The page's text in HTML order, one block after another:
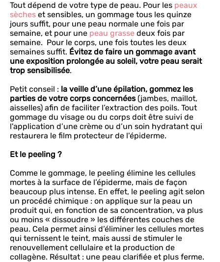
Tout dépend de votre type de peau. Pour les peaux
sèches et sensibles, un gommage tous les quinze
jours suffit, pour une peau normale une fois par
semaine, et pour une peau grasse deux fois par
semaine. Pour le corps, une fois toutes les deux
semaines suffit. Évitez de faire un gommage avant
une exposition prolongée au soleil, votre peau serait
trop sensibilisée.
Petit conseil : la veille d’une épilation, gommez les
parties de votre corps concernées(jambes, maillot,
aisselles) afin de faciliter l’extraction des poils. Tout
gommage du visage ou du corps doit être suivi de
l'application d’une crème ou d’un soin hydratant qui
restaurera le film protecteur de l'épiderme.
Et le peeling ?
Comme le gommage, le peeling élimine les cellules
mortes à la surface de l’épiderme, mais de façon
beaucoup plus intense. En effet, le peeling agit selon
un procédé chimique : on applique sur la peau un
produit qui, en fonction de sa concentration, va plus
ou moins « dissoudre » les différentes couches de
peau. Cela permet ainsi d’éliminer les cellules mortes
qui ternissent le teint, mais aussi de stimuler le
renouvellement cellulaire et la production de
collagène. Résultat : une peau clarifiée et plus ferme.